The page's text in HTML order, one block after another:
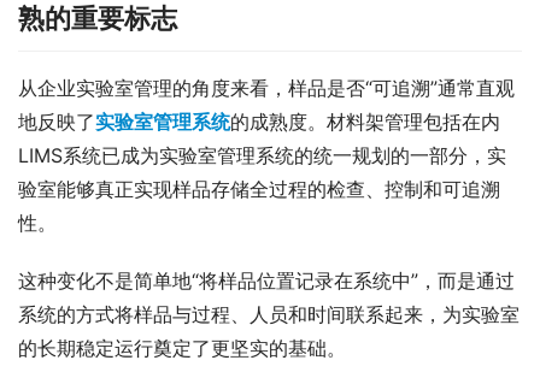
熟的重要标志
从企业实验室管理的角度来看，样品是否“可追溯”通常直观
地反映了实验室管理系统的成熟度。材料架管理包括在内
LIMS系统已成为实验室管理系统的统一规划的一部分，实
验室能够真正实现样品存储全过程的检查、控制和可追溯
性。
这种变化不是简单地“将样品位置记录在系统中”，而是通过
系统的方式将样品与过程、人员和时间联系起来，为实验室
的长期稳定运行奠定了更坚实的基础。